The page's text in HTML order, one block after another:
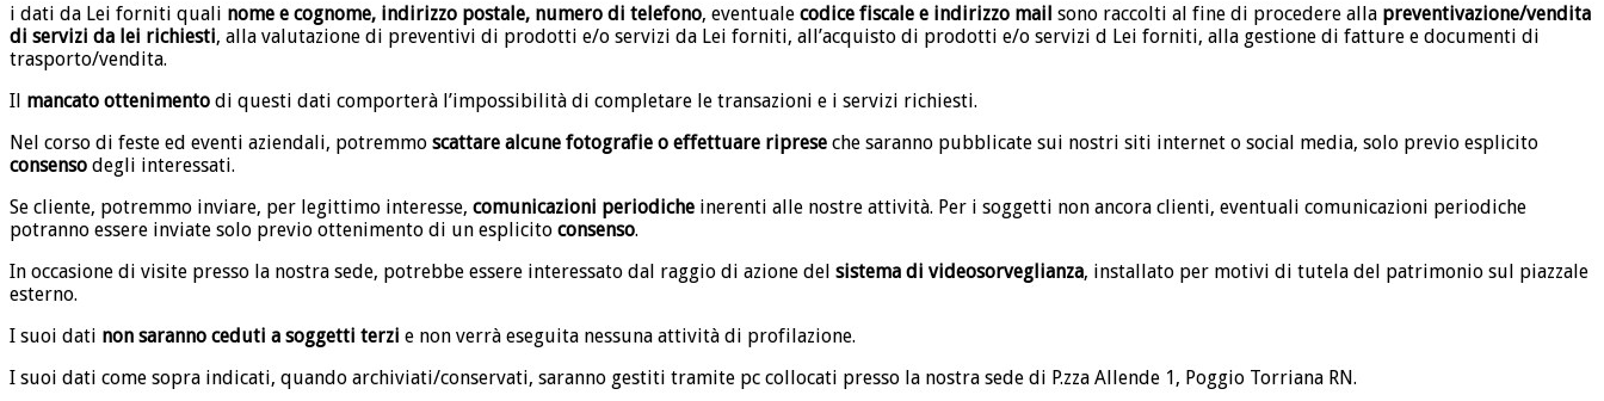
i dati da Lei forniti quali nome e cognome, indirizzo postale, numero di telefono, eventuale codice fiscale e indirizzo mail sono raccolti al fine di procedere alla preventivazione/vendita
di servizi da lei richiesti, alla valutazione di preventivi di prodotti e/o servizi da Lei forniti, all’acquisto di prodotti e/o servizi d Lei forniti, alla gestione di fatture e documenti di
trasporto/vendita.
Il mancato ottenimento di questi dati comporterà l’impossibilità di completare le transazioni e i servizi richiesti.
Nel corso di feste ed eventi aziendali, potremmo scattare alcune fotografie o effettuare riprese che saranno pubblicate sui nostri siti internet o social media, solo previo esplicito
consenso degli interessati.
Se cliente, potremmo inviare, per legittimo interesse, comunicazioni periodiche inerenti alle nostre attività. Per i soggetti non ancora clienti, eventuali comunicazioni periodiche
potranno essere inviate solo previo ottenimento di un esplicito consenso.
In occasione di visite presso la nostra sede, potrebbe essere interessato dal raggio di azione del sistema di videosorveglianza, installato per motivi di tutela del patrimonio sul piazzale
esterno.
I suoi dati non saranno ceduti a soggetti terzi e non verrà eseguita nessuna attività di profilazione.
I suoi dati come sopra indicati, quando archiviati/conservati, saranno gestiti tramite pc collocati presso la nostra sede di P.zza Allende 1, Poggio Torriana RN.